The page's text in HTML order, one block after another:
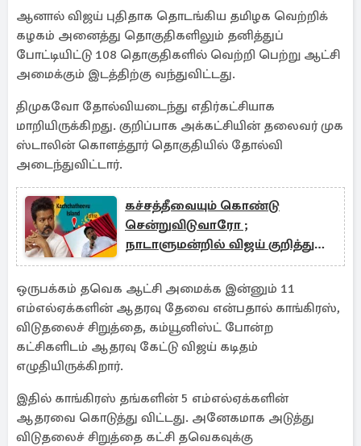
ஆனால் விஜய் புதிதாக தொடங்கிய தமிழக வெற்றிக்
கழகம் அனைத்து தொகுதிகளிலும் தனித்துப்
போட்டியிட்டு 108 தொகுதிகளில் வெற்றி பெற்று ஆட்சி
அமைக்கும் இடத்திற்கு வந்துவிட்டது.
திமுகவோ தோல்வியடைந்து எதிர்கட்சியாக
மாறியிருக்கிறது. குறிப்பாக அக்கட்சியின் தலைவர் முக
ஸ்டாலின் கொளத்தூர் தொகுதியில் தோல்வி
அடைந்துவிட்டார்.
கச்சத்தீவையும் கொண்டு
சென்றுவிடுவாரோ ;
நாடாளுமன்றில் விஜய் குறித்து
விவாதம் !
ஒருபக்கம் தவெக ஆட்சி அமைக்க இன்னும் 11
எம்எல்ஏக்களின் ஆதரவு தேவை என்பதால் காங்கிரஸ்,
விடுதலைச் சிறுத்தை, கம்யூனிஸ்ட் போன்ற
கட்சிகளிடம் ஆதரவு கேட்டு விஜய் கடிதம்
எழுதியிருக்கிறார்.
இதில் காங்கிரஸ் தங்களின் 5 எம்எல்ஏக்களின்
ஆதரவை கொடுத்து விட்டது. அனேகமாக அடுத்து
விடுதலைச் சிறுத்தை கட்சி தவெகவுக்கு